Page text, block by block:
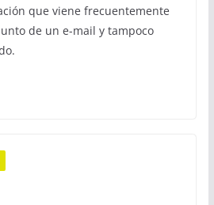
que viene frecuentemente
de un e-mail y tampoco